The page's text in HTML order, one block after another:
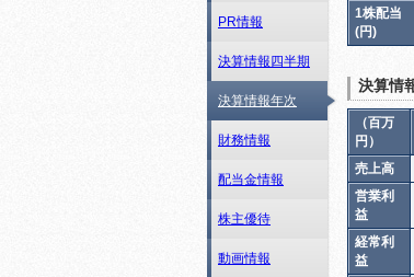
PR情報
決算情報四半期
決算情報年次
財務情報
配当金情報
株主優待
動画情報
1株配当
(円)
決算情
（百万
円）
売上高
営業利
益
経常利
益